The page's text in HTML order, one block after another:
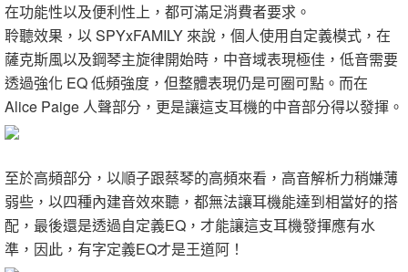
在功能性以及便利性上，都可滿足消費者要求。
聆聽效果，以 SPYxFAMILY 來說，個人使用自定義模式，在
薩克斯風以及鋼琴主旋律開始時，中音域表現極佳，低音需要
透過強化 EQ 低頻強度，但整體表現仍是可圈可點。而在
Alice Paige 人聲部分，更是讓這支耳機的中音部分得以發揮。
至於高頻部分，以順子跟蔡琴的高頻來看，高音解析力稍嫌薄
弱些，以四種內建音效來聽，都無法讓耳機能達到相當好的搭
配，最後還是透過自定義EQ，才能讓這支耳機發揮應有水
準，因此，有字定義EQ才是王道阿！